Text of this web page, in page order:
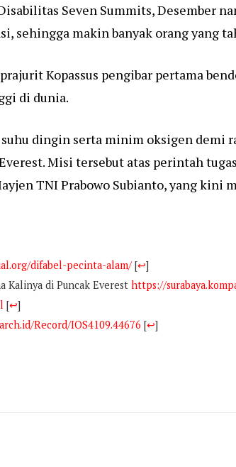
Seven Summits, Desember
sehingga makin banyak orang yang
Kopassus pengibar pertama
di dunia.
dingin serta minim oksigen demi
Misi tersebut atas perintah
TNI Prabowo Subianto, yang kini
difabel-pecinta-alam/[↩]
Kalinya di Puncak Everest https://
[↩]
Record/IOS4109.44676 [↩]